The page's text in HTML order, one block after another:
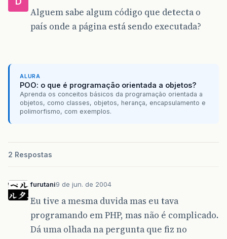
Alguem sabe algum código que detecta o
país onde a página está sendo executada?
ALURA
POO: o que é programação orientada a objetos?
Aprenda os conceitos básicos da programação orientada a
objetos, como classes, objetos, herança, encapsulamento e
polimorfismo, com exemplos.
2 Respostas
furutani9 de jun. de 2004
Eu tive a mesma duvida mas eu tava
programando em PHP, mas não é complicado.
Dá uma olhada na pergunta que fiz no